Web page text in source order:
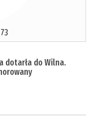
dotarła do Wilna.